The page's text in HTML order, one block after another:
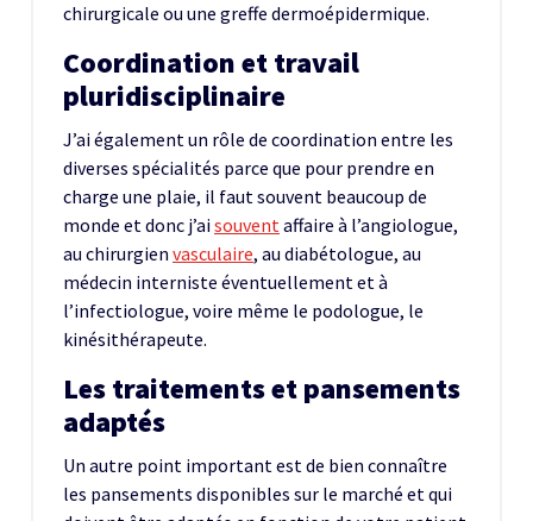
chirurgicale ou une greffe dermoépidermique.
Coordination et travail
pluridisciplinaire
J’ai également un rôle de coordination entre les
diverses spécialités parce que pour prendre en
charge une plaie, il faut souvent beaucoup de
monde et donc j’aisouventaffaire à l’angiologue,
au chirurgien vasculaire, au diabétologue, au
médecin interniste éventuellement et à
l’infectiologue, voire même le podologue, le
kinésithérapeute.
Les traitements et pansements
adaptés
Un autre point important est de bien connaître
les pansements disponibles sur le marché et qui